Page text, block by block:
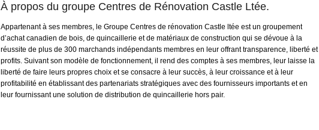
À propos du groupe Centres de Rénovation Castle Ltée.
Appartenant à ses membres, le Groupe Centres de rénovation Castle ltée est un groupement
d’achat canadien de bois, de quincaillerie et de matériaux de construction qui se dévoue à la
réussite de plus de 300 marchands indépendants membres en leur offrant transparence, liberté et
profits. Suivant son modèle de fonctionnement, il rend des comptes à ses membres, leur laisse la
liberté de faire leurs propres choix et se consacre à leur succès, à leur croissance et à leur
profitabilité en établissant des partenariats stratégiques avec des fournisseurs importants et en
leur fournissant une solution de distribution de quincaillerie hors pair.